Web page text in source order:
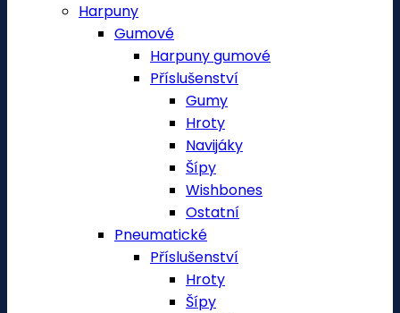
Harpuny
Gumové
Harpuny gumové
Příslušenství
Gumy
Hroty
Navijáky
Šípy
Wishbones
Ostatní
Pneumatické
Příslušenství
Hroty
Šípy